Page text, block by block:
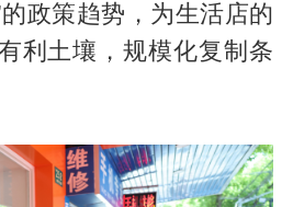
政策趋势，为生活店的
利土壤，规模化复制条